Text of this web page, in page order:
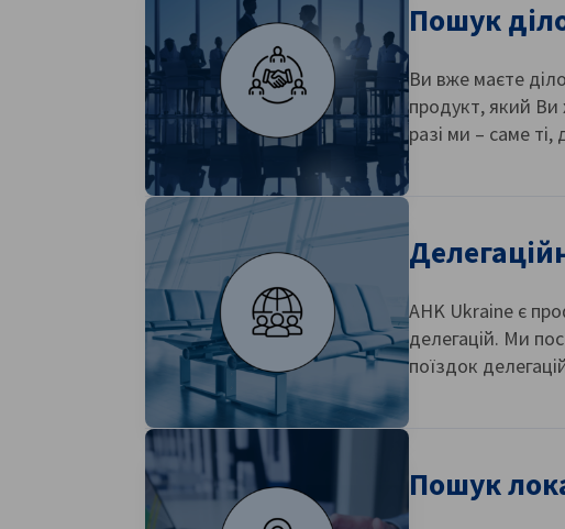
Пошук
Ви вже маєте
продукт, який Ви
разі ми – саме
AHK Ukraine є
делегацій. Ми
поїздок
Пошук